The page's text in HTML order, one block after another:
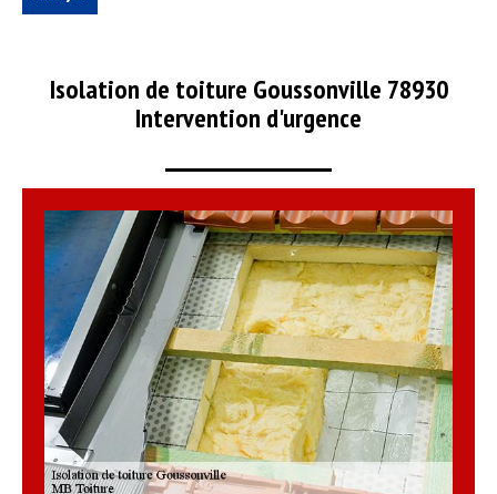
Isolation de toiture Goussonville 78930
Intervention d'urgence